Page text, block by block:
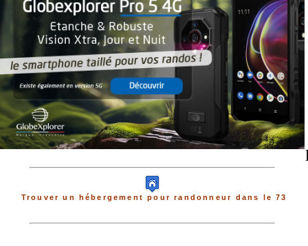
Trouver un hébergement pour randonneur dans le 73